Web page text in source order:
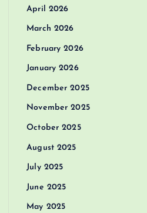
April 2026
March 2026
February 2026
January 2026
December 2025
November 2025
October 2025
August 2025
July 2025
June 2025
May 2025